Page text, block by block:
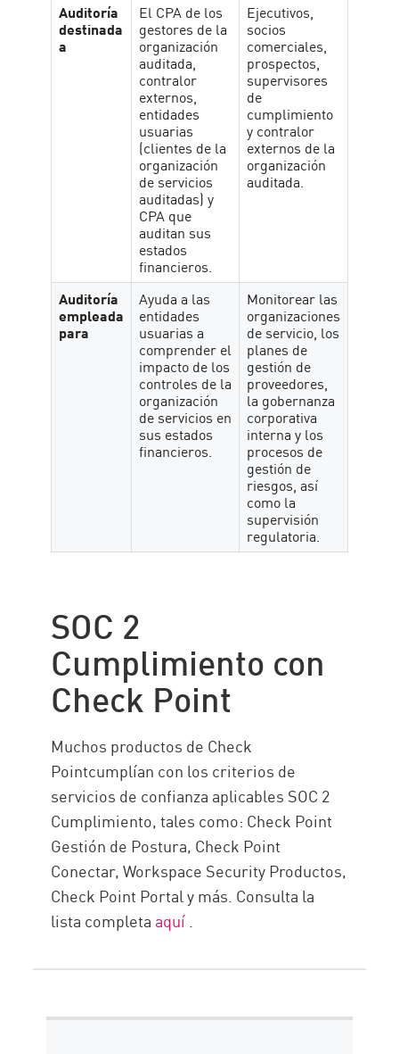
Auditoría
destinada
a
El CPA de los
gestores de la
organización
auditada,
contralor
externos,
entidades
usuarias
(clientes de la
organización
de servicios
auditadas) y
CPA que
auditan sus
estados
financieros.
Ejecutivos,
socios
comerciales,
prospectos,
supervisores
de
cumplimiento
y contralor
externos de la
organización
auditada.
Auditoría
empleada
para
Ayuda a las
entidades
usuarias a
comprender el
impacto de los
controles de la
organización
de servicios en
sus estados
financieros.
Monitorear las
organizaciones
de servicio, los
planes de
gestión de
proveedores,
la gobernanza
corporativa
interna y los
procesos de
gestión de
riesgos, así
como la
supervisión
regulatoria.
SOC 2
Cumplimiento con
Check Point
Muchos productos de Check
Pointcumplían con los criterios de
servicios de confianza aplicables SOC 2
Cumplimiento, tales como: Check Point
Gestión de Postura, Check Point
Conectar, Workspace Security Productos,
Check Point Portal y más. Consulta la
lista completa aquí.